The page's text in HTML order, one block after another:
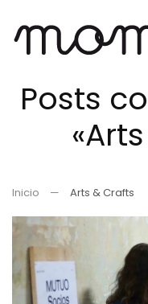
Ir
contenido
principal
Posts
Inicio Arts & Crafts